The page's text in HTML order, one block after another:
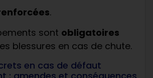
.
sont obligatoires
blessures en cas de chute.
en cas de défaut